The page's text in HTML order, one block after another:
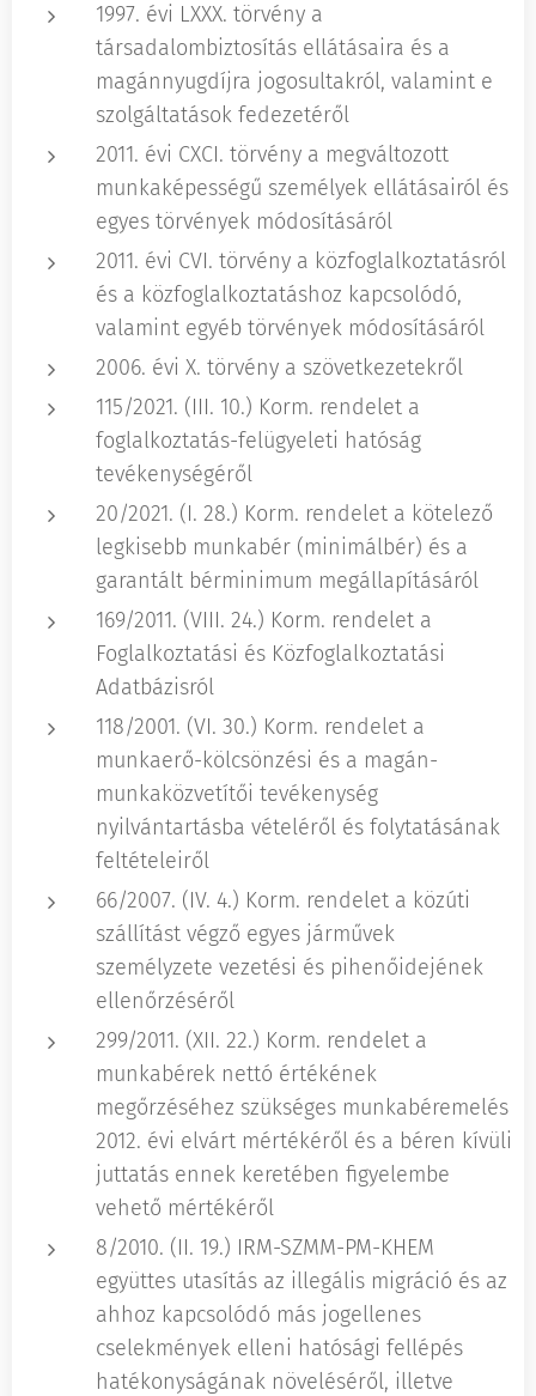
1997. évi LXXX. törvény a
társadalombiztosítás ellátásaira és a
magánnyugdíjra jogosultakról, valamint e
szolgáltatások fedezetéről
2011. évi CXCI. törvény a megváltozott
munkaképességű személyek ellátásairól és
egyes törvények módosításáról
2011. évi CVI. törvény a közfoglalkoztatásról
és a közfoglalkoztatáshoz kapcsolódó,
valamint egyéb törvények módosításáról
2006. évi X. törvény a szövetkezetekről
115/2021. (III. 10.) Korm. rendelet a
foglalkoztatás-felügyeleti hatóság
tevékenységéről
20/2021. (I. 28.) Korm. rendelet a kötelező
legkisebb munkabér (minimálbér) és a
garantált bérminimum megállapításáról
169/2011. (VIII. 24.) Korm. rendelet a
Foglalkoztatási és Közfoglalkoztatási
Adatbázisról
118/2001. (VI. 30.) Korm. rendelet a
munkaerő-kölcsönzési és a magán-
munkaközvetítői tevékenység
nyilvántartásba vételéről és folytatásának
feltételeiről
66/2007. (IV. 4.) Korm. rendelet a közúti
szállítást végző egyes járművek
személyzete vezetési és pihenőidejének
ellenőrzéséről
299/2011. (XII. 22.) Korm. rendelet a
munkabérek nettó értékének
megőrzéséhez szükséges munkabéremelés
2012. évi elvárt mértékéről és a béren kívüli
juttatás ennek keretében figyelembe
vehető mértékéről
8/2010. (II. 19.) IRM-SZMM-PM-KHEM
együttes utasítás az illegális migráció és az
ahhoz kapcsolódó más jogellenes
cselekmények elleni hatósági fellépés
hatékonyságának növeléséről, illetve